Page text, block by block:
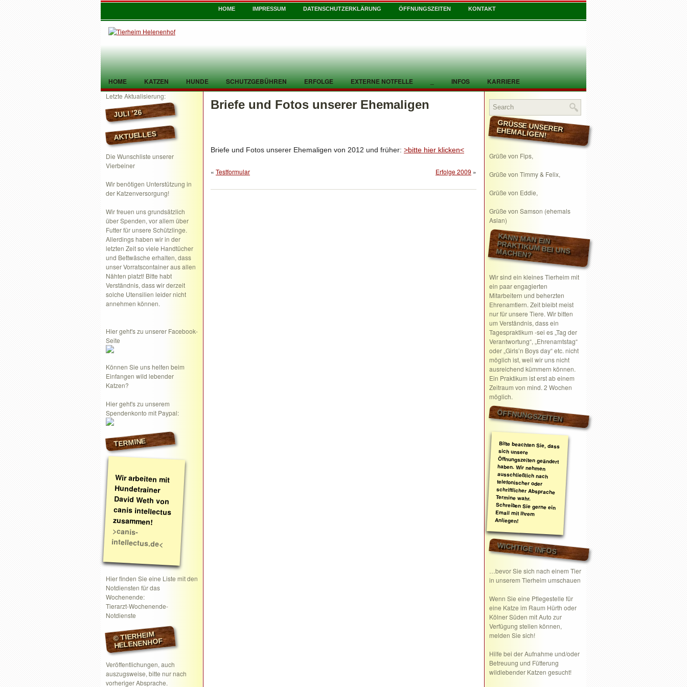
HOME IMPRESSUM DATENSCHUTZERKLÄRUNG ÖFFNUNGSZEITEN KONTAKT
HOME KATZEN HUNDE SCHUTZGEBÜHREN ERFOLGE EXTERNE NOTFELLE _ INFOS KARRIERE
TIER GEFUNDEN KONTAKT
Letzte Aktualisierung:
JULI ’26
AKTUELLES
Die Wunschliste unserer
Vierbeiner
Wir benötigen Unterstützung in
der Katzenversorgung!
Wir freuen uns grundsätzlich
über Spenden, vor allem über
Futter für unsere Schützlinge.
Allerdings haben wir in der
letzten Zeit so viele Handtücher
und Bettwäsche erhalten, dass
unser Vorratscontainer aus allen
Nähten platzt! Bitte habt
Verständnis, dass wir derzeit
solche Utensilien leider nicht
annehmen können.
Hier geht's zu unserer Facebook-
Seite
Können Sie uns helfen beim
Einfangen wild lebender
Katzen?
Hier geht's zu unserem
Spendenkonto mit Paypal:
TERMINE
Wir arbeiten mit
Hundetrainer
David Weth von
canis intellectus
zusammen!
>canis-
intellectus.de<
Hier finden Sie eine Liste mit den
Notdiensten für das
Wochenende:
Tierarzt-Wochenende-
Notdienste
© TIERHEIM
HELENENHOF
Veröffentlichungen, auch
auszugsweise, bitte nur nach
vorheriger Absprache.
Briefe und Fotos unserer Ehemaligen
Briefe und Fotos unserer Ehemaligen von 2012 und früher: >bitte hier klicken<
« Testformular Erfolge 2009 »
GRÜSSE UNSERER EHEMALIGEN!
Grüße von Fips,
Grüße von Timmy & Felix,
Grüße von Eddie,
Grüße von Samson (ehemals
Aslan)
KANN MAN EIN
PRAKTIKUM BEI UNS MACHEN?
Wir sind ein kleines Tierheim mit
ein paar engagierten
Mitarbeitern und beherzten
Ehrenamtlern. Zeit bleibt meist
nur für unsere Tiere. Wir bitten
um Verständnis, dass ein
Tagespraktikum -sei es „Tag der
Verantwortung“, „Ehrenamtstag“
oder „Girls’n Boys day“ etc. nicht
möglich ist, weil wir uns nicht
ausreichend kümmern können.
Ein Praktikum ist erst ab einem
Zeitraum von mind. 2 Wochen
möglich.
ÖFFNUNGSZEITEN
Bitte beachten Sie, dass
sich unsere
Öffnungszeiten geändert
haben. Wir nehmen
ausschließlich nach
telefonischer oder
schriftlicher Absprache
Termine wahr.
Schreiben Sie gerne ein
Email mit Ihrem
Anliegen!
WICHTIGE INFOS
…bevor Sie sich nach einem Tier
in unserem Tierheim umschauen
Wenn Sie eine Pflegestelle für
eine Katze im Raum Hürth oder
Kölner Süden mit Auto zur
Verfügung stellen können,
melden Sie sich!
Hilfe bei der Aufnahme und/oder
Betreuung und Fütterung
wildlebender Katzen gesucht!